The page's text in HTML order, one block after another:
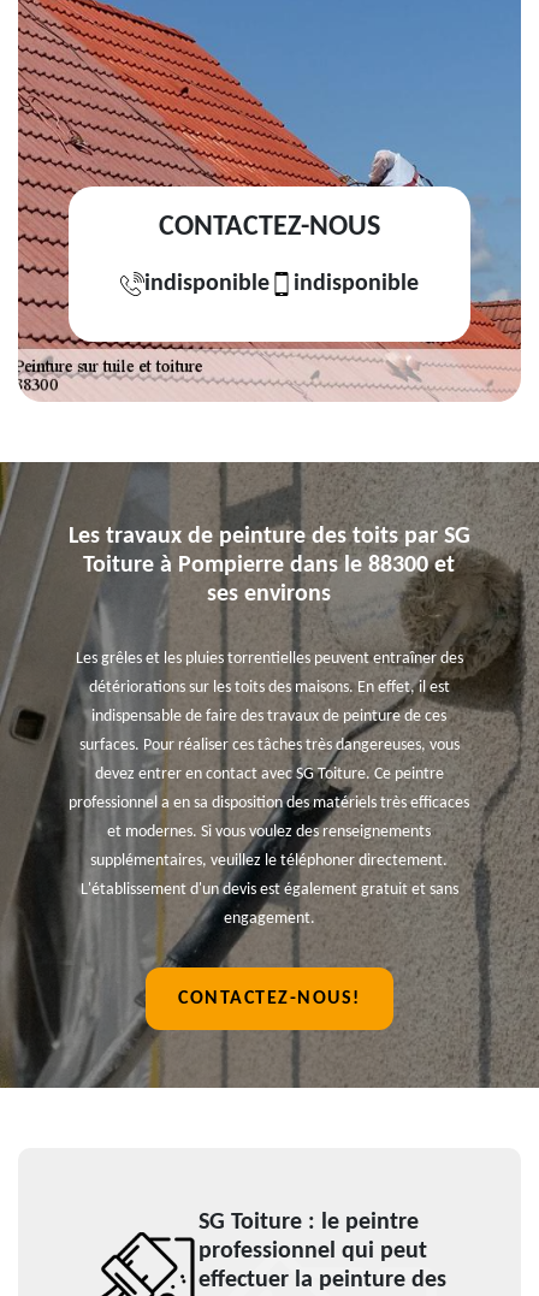
CONTACTEZ-NOUS
indisponible indisponible
Les travaux de peinture des toits par SG
Toiture à Pompierre dans le 88300 et
ses environs
Les grêles et les pluies torrentielles peuvent entraîner des
détériorations sur les toits des maisons. En effet, il est
indispensable de faire des travaux de peinture de ces
surfaces. Pour réaliser ces tâches très dangereuses, vous
devez entrer en contact avec SG Toiture. Ce peintre
professionnel a en sa disposition des matériels très efficaces
et modernes. Si vous voulez des renseignements
supplémentaires, veuillez le téléphoner directement.
L'établissement d'un devis est également gratuit et sans
engagement.
CONTACTEZ-NOUS!
SG Toiture : le peintre
professionnel qui peut
effectuer la peinture des